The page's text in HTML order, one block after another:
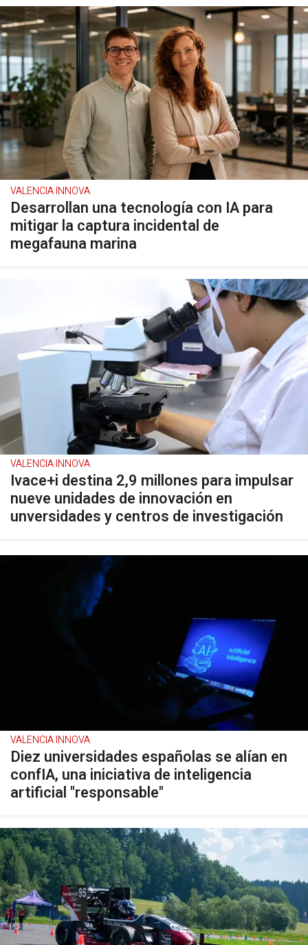
VALENCIA INNOVA
Desarrollan una tecnología con IA para
mitigar la captura incidental de
megafauna marina
VALENCIA INNOVA
Ivace+i destina 2,9 millones para impulsar
nueve unidades de innovación en
unversidades y centros de investigación
VALENCIA INNOVA
Diez universidades españolas se alían en
confIA, una iniciativa de inteligencia
artificial "responsable"